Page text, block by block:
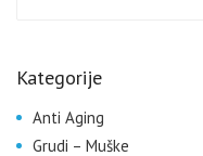
Kategorije
Anti Aging
Grudi – Muške